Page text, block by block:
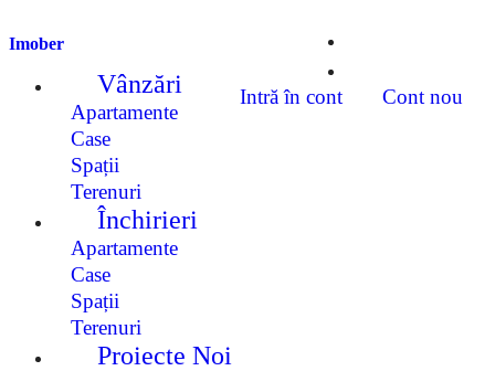
Imober
Intră în cont Cont nou
Vânzări
Apartamente
Case
Spații
Terenuri
Închirieri
Apartamente
Case
Spații
Terenuri
Proiecte Noi